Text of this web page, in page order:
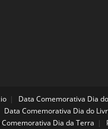
Data Comemorativa Dia
Data Comemorativa Dia do
Comemorativa Dia da Terra